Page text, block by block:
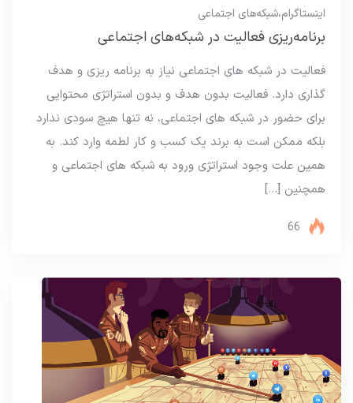
اینستاگرام،شبکه‌های اجتماعی
برنامه‌ریزی فعالیت در شبکه‌های اجتماعی
فعالیت در شبکه های اجتماعی نیاز به برنامه ریزی و هدف
گذاری دارد. فعالیت بدون هدف و بدون استراتژی محتوایی
برای حضور در شبکه های اجتماعی، نه تنها هیچ سودی ندارد
بلکه ممکن است به برند یک کسب و کار لطمه وارد کند. به
همین علت وجود استراتژی ورود به شبکه های اجتماعی و
همچنین […]
66